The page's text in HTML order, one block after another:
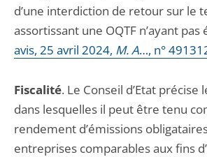
d’une interdiction de retour sur le
assortissant une OQTF n’ayant
avis, 25 avril 2024, M. A…, n°
Fiscalité. Le Conseil d’Etat précise
dans lesquelles il peut être tenu
rendement d’émissions
entreprises comparables aux fins